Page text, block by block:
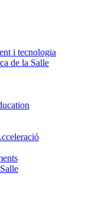
i tecnologia
de la Salle